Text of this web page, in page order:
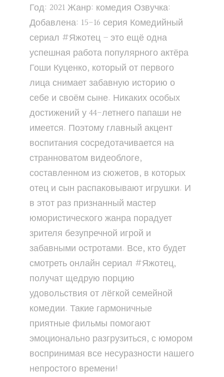
Год: 2021 Жанр: комедия Озвучка:
Добавлена: 15-16 серия Комедийный
сериал #Яжотец – это ещё одна
успешная работа популярного актёра
Гоши Куценко, который от первого
лица снимает забавную историю о
себе и своём сыне. Никаких особых
достижений у 44-летнего папаши не
имеется. Поэтому главный акцент
воспитания сосредотачивается на
странноватом видеоблоге,
составленном из сюжетов, в которых
отец и сын распаковывают игрушки. И
в этот раз признанный мастер
юмористического жанра порадует
зрителя безупречной игрой и
забавными остротами. Все, кто будет
смотреть онлайн сериал #Яжотец,
получат щедрую порцию
удовольствия от лёгкой семейной
комедии. Такие гармоничные
приятные фильмы помогают
эмоционально разгрузиться, с юмором
воспринимая все несуразности нашего
непростого времени!